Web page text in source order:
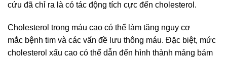
cứu đã chỉ ra là có tác động tích cực đến cholesterol.
Cholesterol trong máu cao có thể làm tăng nguy cơ
mắc bệnh tim và các vấn đề lưu thông máu. Đặc biệt, mức
cholesterol xấu cao có thể dẫn đến hình thành mảng bám